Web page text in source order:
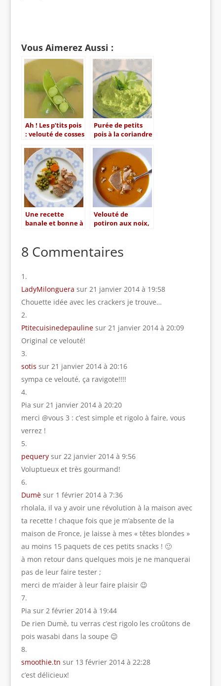
Vous Aimerez Aussi :
Ah ! Les p’tits pois
: velouté de cosses
Purée de petits
pois à la coriandre
Une recette
banale et bonne à
pois – carottes !
Velouté de
potiron aux noix,
8 Commentaires
LadyMilonguera sur 21 janvier 2014 à 19:58
Chouette idée avec les crackers je trouve…
Ptitecuisinedepauline sur 21 janvier 2014 à 20:09
Original ce velouté!
sotis sur 21 janvier 2014 à 20:16
sympa ce velouté, ça ravigote!!!!
Pia sur 21 janvier 2014 à 20:20
merci @vous 3 : c’est simple et rigolo à faire, vous
verrez !
pequery sur 22 janvier 2014 à 9:56
Voluptueux et très gourmand!
Dumè sur 1 février 2014 à 7:36
rholala, il va y avoir une révolution à la maison avec
ta recette ! chaque fois que je m’absente de la
maison de Fronce, je laisse à mes « têtes blondes »
au moins 15 paquets de ces petits snacks ! 🙂
à mon retour dans quelques mois je ne manquerai
pas de leur faire tester ;
merci de m’aider à leur faire plaisir 😉
Pia sur 2 février 2014 à 19:44
De rien Dumè, tu verras c’est rigolo les croûtons de
pois wasabi dans la soupe 😉
smoothie.tn sur 13 février 2014 à 22:28
c’est délicieux!